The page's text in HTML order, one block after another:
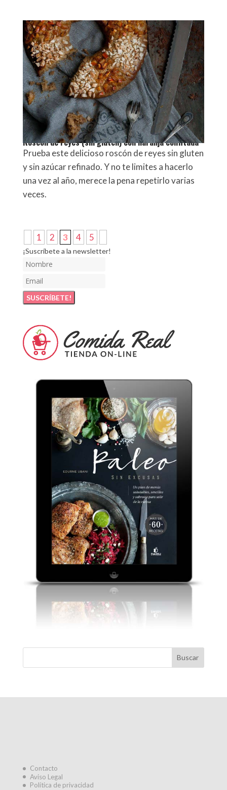
Roscón de reyes (sin gluten) con naranja confitada
Prueba este delicioso roscón de reyes sin gluten
y sin azúcar refinado. Y no te limites a hacerlo
una vez al año, merece la pena repetirlo varias
veces.
1 2 3 4 5
¡Suscríbete a la newsletter!
SUSCRÍBETE!
Contacto
Aviso Legal
Política de privacidad